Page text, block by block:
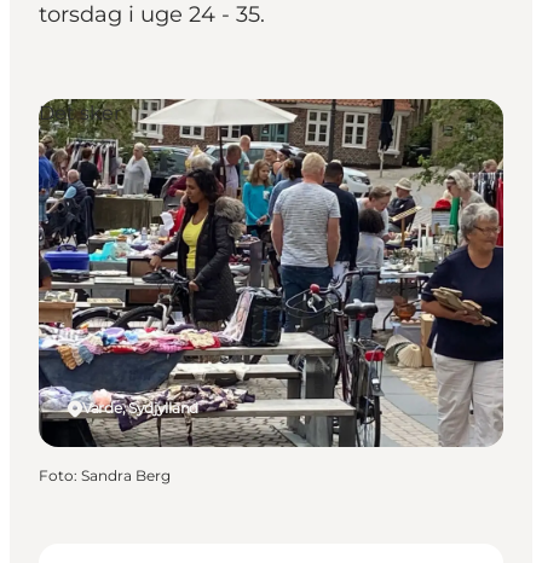
torsdag i uge 24 - 35.
Varde, Sydjylland
Det sker
Foto: Sandra Berg